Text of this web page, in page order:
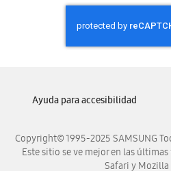
Samsung
Samsung
Samsung
Samsung
Copyright© 1995-2025 SAMSUNG
Este sitio se ve mejor en las
Safari y
Ayuda para accesibilidad